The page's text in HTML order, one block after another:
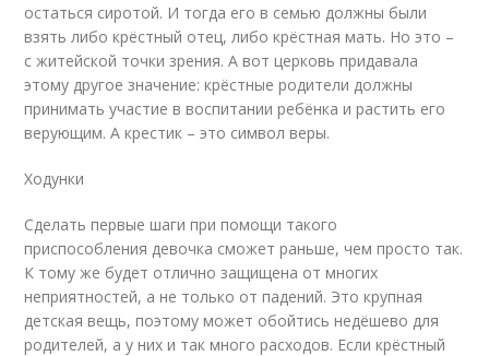
остаться сиротой. И тогда его в семью должны были
взять либо крёстный отец, либо крёстная мать. Но это –
с житейской точки зрения. А вот церковь придавала
этому другое значение: крёстные родители должны
принимать участие в воспитании ребёнка и растить его
верующим. А крестик – это символ веры.
Ходунки
Сделать первые шаги при помощи такого
приспособления девочка сможет раньше, чем просто так.
К тому же будет отлично защищена от многих
неприятностей, а не только от падений. Это крупная
детская вещь, поэтому может обойтись недёшево для
родителей, а у них и так много расходов. Если крёстный